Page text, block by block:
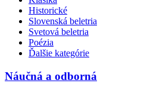
Historické
Slovenská beletria
Svetová beletria
Poézia
Ďalšie kategórie
Náučná a odborná